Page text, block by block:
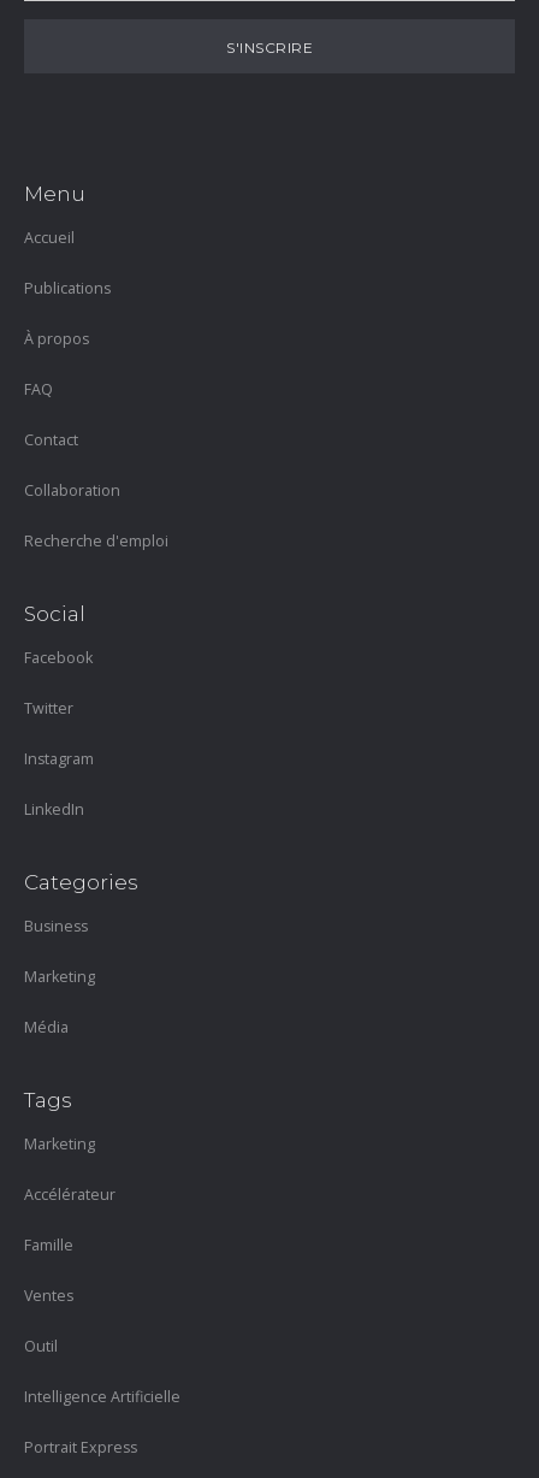
Menu
Accueil
Publications
À propos
FAQ
Contact
Collaboration
Recherche d'emploi
Social
Facebook
Twitter
Instagram
LinkedIn
Categories
Business
Marketing
Média
Tags
Marketing
Accélérateur
Famille
Ventes
Outil
Intelligence Artificielle
Portrait Express